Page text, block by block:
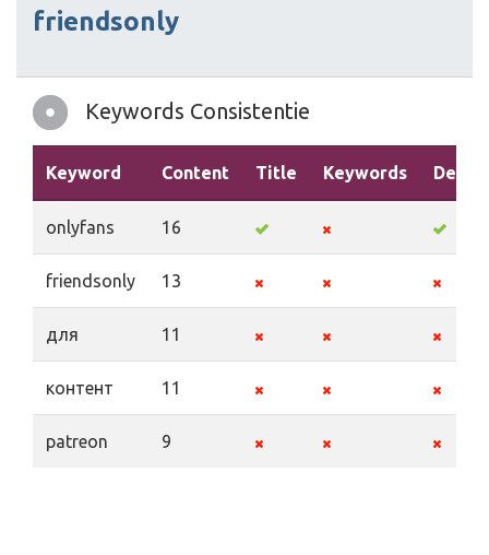
friendsonly
Keywords Consistentie
Keyword Content Title Keywords
onlyfans 16
friendsonly 13
для 11
контент 11
patreon 9